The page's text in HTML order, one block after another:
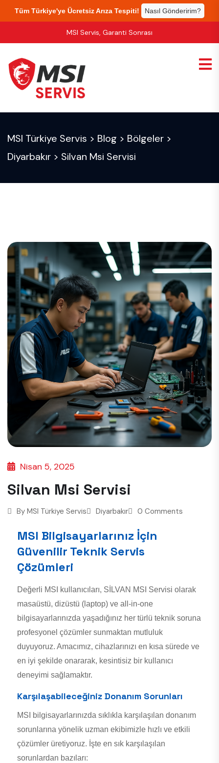
Tüm Türkiye'ye Ücretsiz Arıza Tespiti! Nasıl Gönderirim?
MSI Servis, Garanti Sonrası
MSI Türkiye Servis > Blog > Bölgeler >
Diyarbakır > Silvan Msi Servisi
Nisan 5, 2025
Silvan Msi Servisi
By MSI Türkiye Servis Diyarbakır 0 Comments
MSI Bilgisayarlarınız İçin
Güvenilir Teknik Servis
Çözümleri
Değerli MSI kullanıcıları, SİLVAN MSI Servisi olarak
masaüstü, dizüstü (laptop) ve all-in-one
bilgisayarlarınızda yaşadığınız her türlü teknik soruna
profesyonel çözümler sunmaktan mutluluk
duyuyoruz. Amacımız, cihazlarınızı en kısa sürede ve
en iyi şekilde onararak, kesintisiz bir kullanıcı
deneyimi sağlamaktır.
Karşılaşabileceğiniz Donanım Sorunları
MSI bilgisayarlarınızda sıklıkla karşılaşılan donanım
sorunlarına yönelik uzman ekibimizle hızlı ve etkili
çözümler üretiyoruz. İşte en sık karşılaşılan
sorunlardan bazıları: